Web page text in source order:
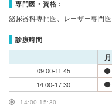
専門医・資格：
泌尿器科専門医、レーザー専門医
診療時間
月
09:00-11:45
14:00-17:30
14:00-15:30